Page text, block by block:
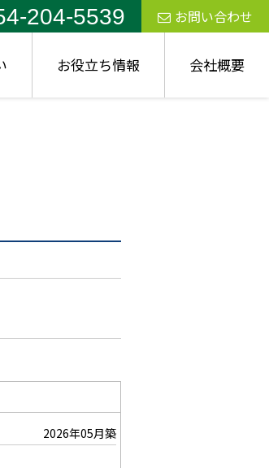
204-5539 お問い合わせ
お役立ち情報 会社概要
2026年05月築